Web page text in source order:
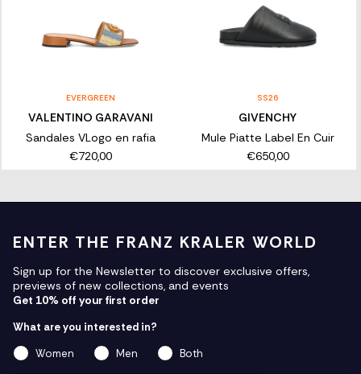
EVERGREEN
VALENTINO GARAVANI
Sandales VLogo en rafia
€720,00
SS26
GIVENCHY
Mule Piatte Label En Cuir
€650,00
ENTER THE FRANZ KRALER WORLD
Sign up for the Newsletter to discover exclusive offers,
previews of new collections, and events
Get 10% off your first order
What are you interested in?
Women
Men
Both